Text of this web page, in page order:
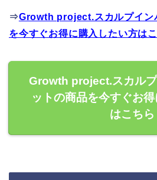
⇒Growth project.スカルプイン
を今すぐお得に購入したい方は
Growth project.スカル
ットの商品を今すぐお
はこちら